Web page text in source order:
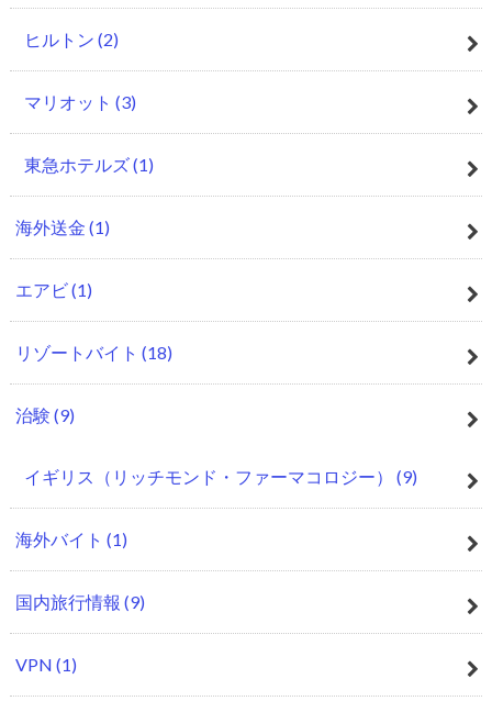
ヒルトン (2)
マリオット (3)
東急ホテルズ(1)
海外送金 (1)
エアビ(1)
リゾートバイト (18)
治験 (9)
イギリス（リッチモンド・ファーマコロジー） (9)
海外バイト (1)
国内旅行情報 (9)
VPN (1)